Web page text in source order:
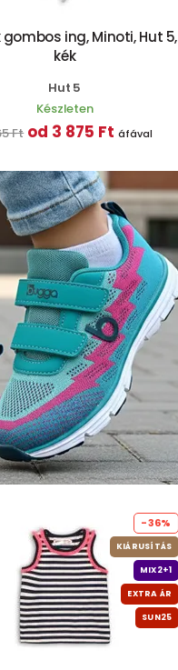
gombos ing, Minoti, Hut 5,
kék
Hut 5
Készleten
Ft od 3 875 Ft áfával
-36%
KIÁRUSÍTÁS
MIX2+1
EXTRA ÁR
SUN25